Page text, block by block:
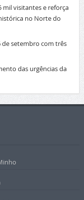
mil visitantes e reforça
no Norte do
de setembro com três
das urgências da